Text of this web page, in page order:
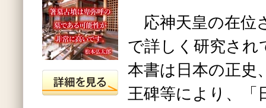
応神天皇の在位
で詳しく研究さ
本書は日本の正史
王碑等により、「